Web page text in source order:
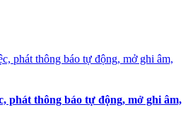
phát thông báo tự động, mở ghi âm,